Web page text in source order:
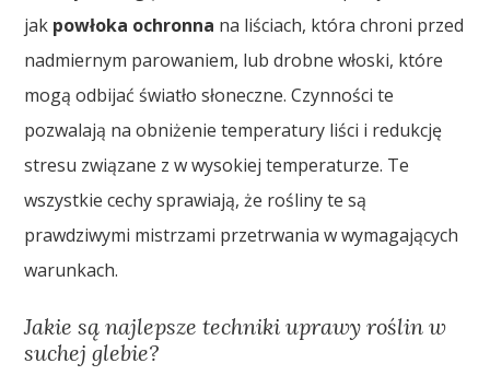
jak powłoka ochronna na liściach, która chroni przed
nadmiernym parowaniem, lub drobne włoski, które
mogą odbijać światło słoneczne. Czynności te
pozwalają na obniżenie temperatury liści i redukcję
stresu związane z w wysokiej temperaturze. Te
wszystkie cechy sprawiają, że rośliny te są
prawdziwymi mistrzami przetrwania w wymagających
warunkach.
Jakie są najlepsze techniki uprawy roślin w
suchej glebie?